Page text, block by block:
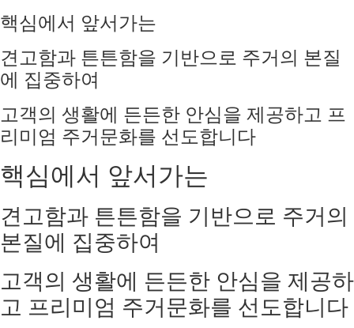
핵심에서 앞서가는
견고함과 튼튼함을 기반으로 주거의 본질
에 집중하여
고객의 생활에 든든한 안심을 제공하고 프
리미엄 주거문화를 선도합니다
핵심에서 앞서가는
견고함과 튼튼함을 기반으로 주거의
본질에 집중하여
고객의 생활에 든든한 안심을 제공하
고 프리미엄 주거문화를 선도합니다